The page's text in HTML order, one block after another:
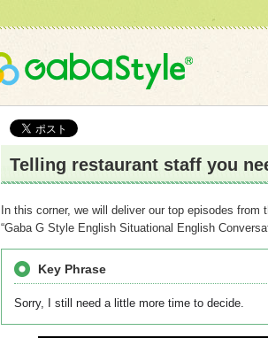
Gaba Style
Telling restaurant staff you
In this corner, we will deliver our top episodes
“Gaba G Style English Situational English
Key Phrase
Sorry, I still need a little more time to decide.